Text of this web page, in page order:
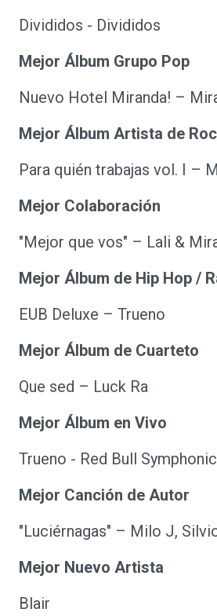
Divididos - Divididos
Mejor Álbum Grupo Pop
Nuevo Hotel Miranda! –
Mejor Álbum Artista de
Para quién trabajas vol. I –
Mejor Colaboración
"Mejor que vos" – Lali &
Mejor Álbum de Hip Hop /
EUB Deluxe – Trueno
Mejor Álbum de Cuarteto
Que sed – Luck Ra
Mejor Álbum en Vivo
Trueno - Red Bull
Mejor Canción de Autor
"Luciérnagas" – Milo J,
Mejor Nuevo Artista
Blair